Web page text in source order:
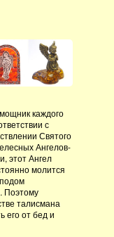
каждого
с
Святого
Ангелов-
этот Ангел
молится
Поэтому
талисмана
его от бед и